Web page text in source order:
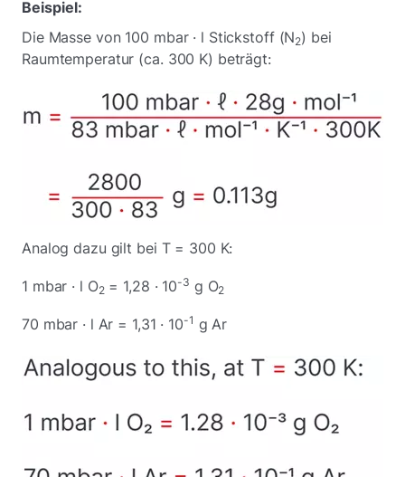
Beispiel:
Die Masse von 100 mbar · l Stickstoff (N2) bei
Raumtemperatur (ca. 300 K) beträgt:
Analog dazu gilt bei T = 300 K:
1 mbar · l O2= 1,28 · 10-3 g O2
70 mbar · l Ar = 1,31 · 10-1 g Ar